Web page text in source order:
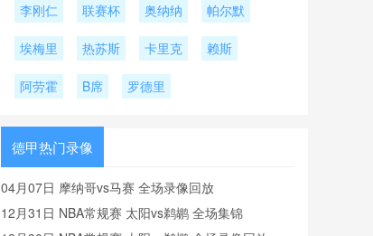
李刚仁 联赛杯 奥纳纳 帕尔默
埃梅里 热苏斯 卡里克 赖斯
阿劳霍 B席 罗德里
德甲热门录像
04月07日 摩纳哥vs马赛 全场录像回放
12月31日 NBA常规赛 太阳vs鹈鹕 全场集锦